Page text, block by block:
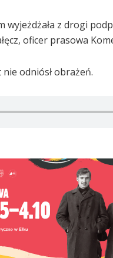
wyjeżdżała z drogi
oficer prasowa
odniósł obrażeń.